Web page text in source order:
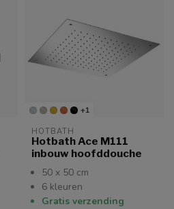
+1
HOTBATH
Hotbath Ace M111
inbouw hoofddouche
50 x 50 cm
6 kleuren
Gratis verzending